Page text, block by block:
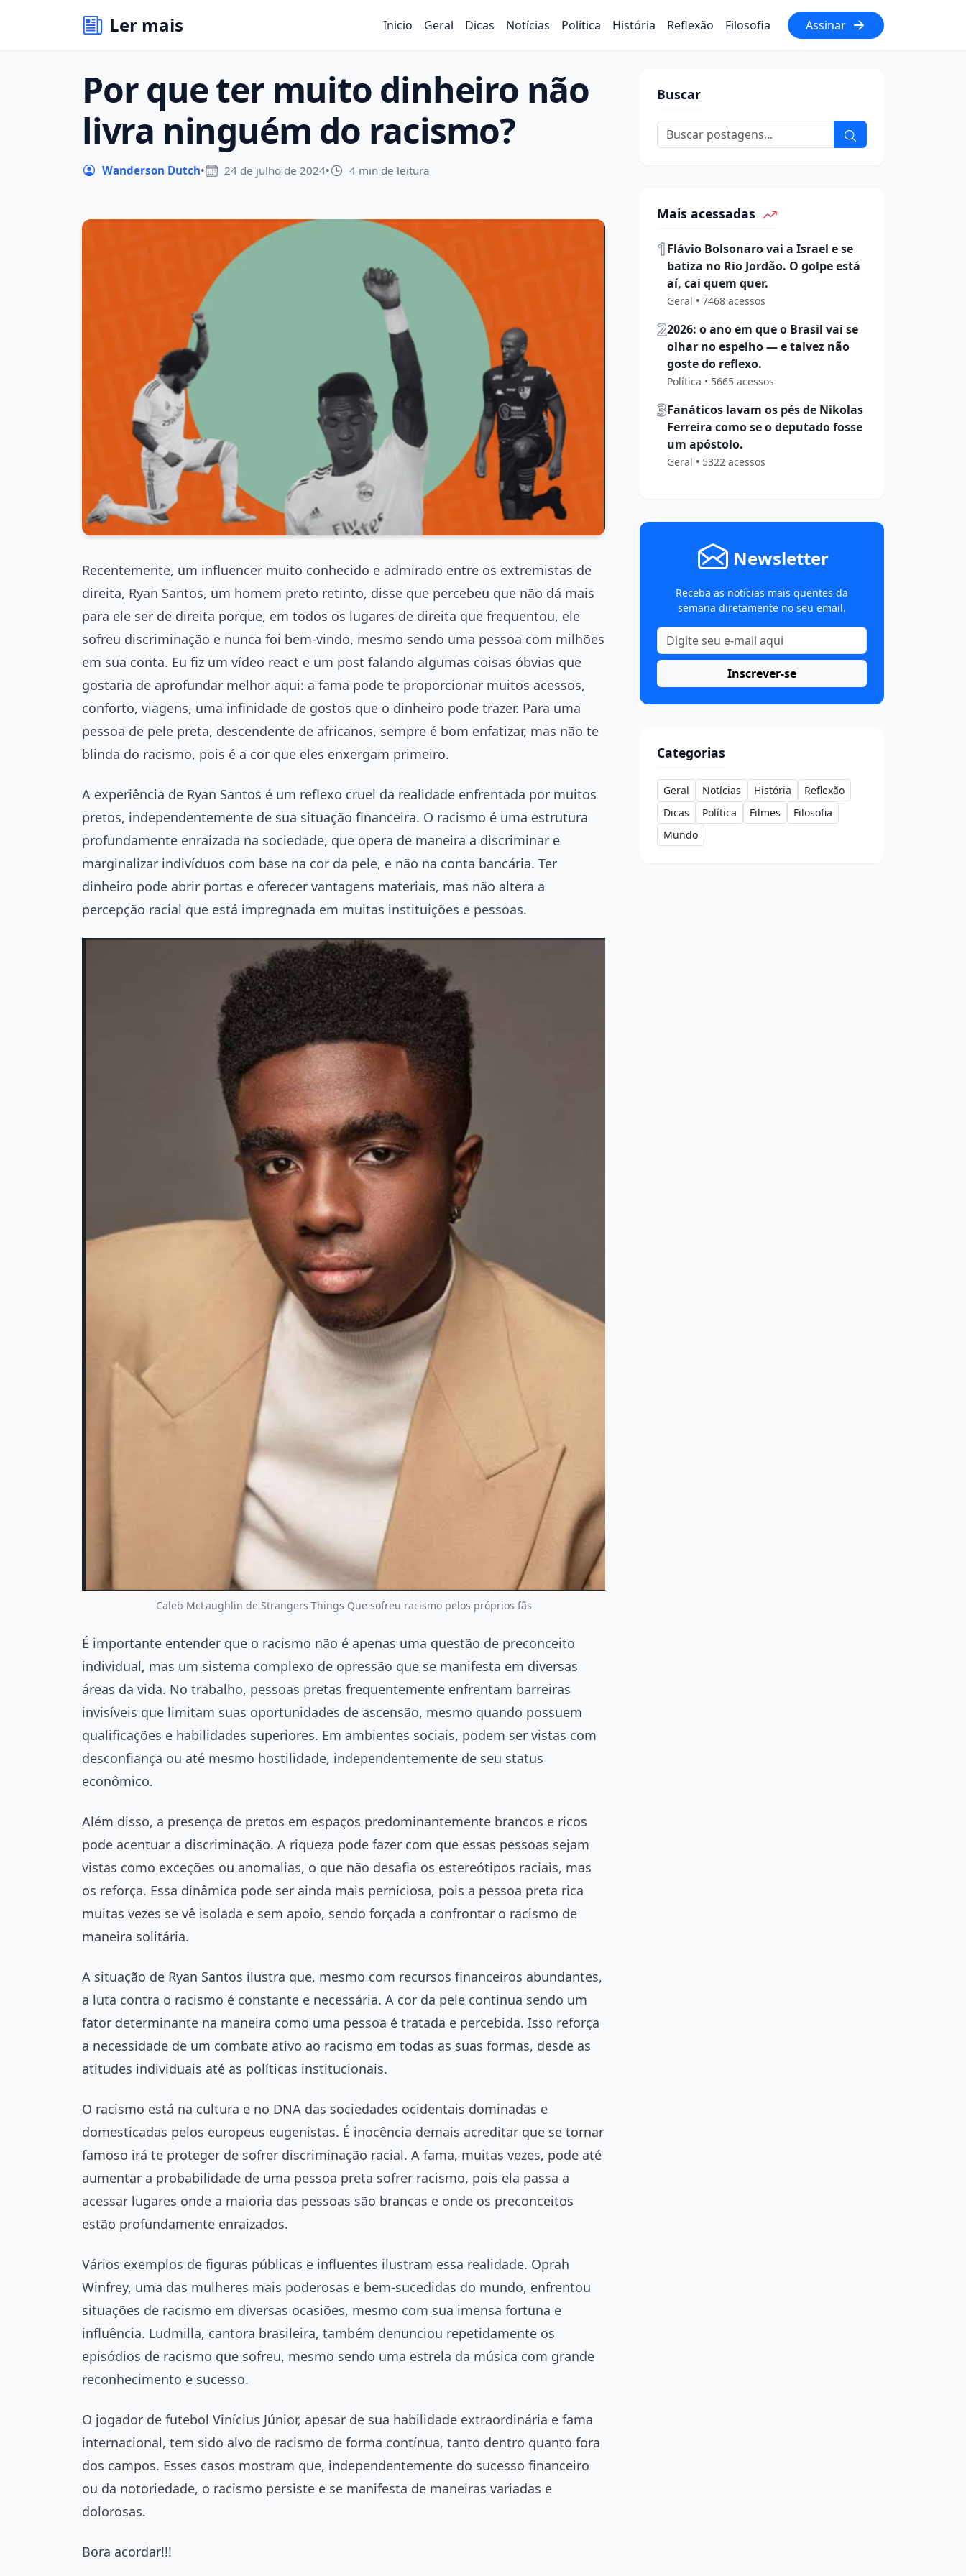
Ler mais Inicio Geral Dicas Notícias Política História Reflexão Filosofia Assinar
Por que ter muito dinheiro não
livra ninguém do racismo?
Wanderson Dutch• 24 de julho de 2024• 4 min de leitura
Recentemente, um influencer muito conhecido e admirado entre os extremistas de
direita, Ryan Santos, um homem preto retinto, disse que percebeu que não dá mais
para ele ser de direita porque, em todos os lugares de direita que frequentou, ele
sofreu discriminação e nunca foi bem-vindo, mesmo sendo uma pessoa com milhões
em sua conta. Eu fiz um vídeo react e um post falando algumas coisas óbvias que
gostaria de aprofundar melhor aqui: a fama pode te proporcionar muitos acessos,
conforto, viagens, uma infinidade de gostos que o dinheiro pode trazer. Para uma
pessoa de pele preta, descendente de africanos, sempre é bom enfatizar, mas não te
blinda do racismo, pois é a cor que eles enxergam primeiro.
A experiência de Ryan Santos é um reflexo cruel da realidade enfrentada por muitos
pretos, independentemente de sua situação financeira. O racismo é uma estrutura
profundamente enraizada na sociedade, que opera de maneira a discriminar e
marginalizar indivíduos com base na cor da pele, e não na conta bancária. Ter
dinheiro pode abrir portas e oferecer vantagens materiais, mas não altera a
percepção racial que está impregnada em muitas instituições e pessoas.
Caleb McLaughlin de Strangers Things Que sofreu racismo pelos próprios fãs
É importante entender que o racismo não é apenas uma questão de preconceito
individual, mas um sistema complexo de opressão que se manifesta em diversas
áreas da vida. No trabalho, pessoas pretas frequentemente enfrentam barreiras
invisíveis que limitam suas oportunidades de ascensão, mesmo quando possuem
qualificações e habilidades superiores. Em ambientes sociais, podem ser vistas com
desconfiança ou até mesmo hostilidade, independentemente de seu status
econômico.
Além disso, a presença de pretos em espaços predominantemente brancos e ricos
pode acentuar a discriminação. A riqueza pode fazer com que essas pessoas sejam
vistas como exceções ou anomalias, o que não desafia os estereótipos raciais, mas
os reforça. Essa dinâmica pode ser ainda mais perniciosa, pois a pessoa preta rica
muitas vezes se vê isolada e sem apoio, sendo forçada a confrontar o racismo de
maneira solitária.
A situação de Ryan Santos ilustra que, mesmo com recursos financeiros abundantes,
a luta contra o racismo é constante e necessária. A cor da pele continua sendo um
fator determinante na maneira como uma pessoa é tratada e percebida. Isso reforça
a necessidade de um combate ativo ao racismo em todas as suas formas, desde as
atitudes individuais até as políticas institucionais.
O racismo está na cultura e no DNA das sociedades ocidentais dominadas e
domesticadas pelos europeus eugenistas. É inocência demais acreditar que se tornar
famoso irá te proteger de sofrer discriminação racial. A fama, muitas vezes, pode até
aumentar a probabilidade de uma pessoa preta sofrer racismo, pois ela passa a
acessar lugares onde a maioria das pessoas são brancas e onde os preconceitos
estão profundamente enraizados.
Vários exemplos de figuras públicas e influentes ilustram essa realidade. Oprah
Winfrey, uma das mulheres mais poderosas e bem-sucedidas do mundo, enfrentou
situações de racismo em diversas ocasiões, mesmo com sua imensa fortuna e
influência. Ludmilla, cantora brasileira, também denunciou repetidamente os
episódios de racismo que sofreu, mesmo sendo uma estrela da música com grande
reconhecimento e sucesso.
O jogador de futebol Vinícius Júnior, apesar de sua habilidade extraordinária e fama
internacional, tem sido alvo de racismo de forma contínua, tanto dentro quanto fora
dos campos. Esses casos mostram que, independentemente do sucesso financeiro
ou da notoriedade, o racismo persiste e se manifesta de maneiras variadas e
dolorosas.
Bora acordar!!!
Buscar
Mais acessadas
1Flávio Bolsonaro vai a Israel e se
batiza no Rio Jordão. O golpe está
aí, cai quem quer.
Geral • 7468 acessos
22026: o ano em que o Brasil vai se
olhar no espelho — e talvez não
goste do reflexo.
Política • 5665 acessos
3Fanáticos lavam os pés de Nikolas
Ferreira como se o deputado fosse
um apóstolo.
Geral • 5322 acessos
Newsletter
Receba as notícias mais quentes da
semana diretamente no seu email.
Inscrever-se
Categorias
Geral Notícias História
Reflexão
Dicas
Política Filmes
Filosofia
Mundo